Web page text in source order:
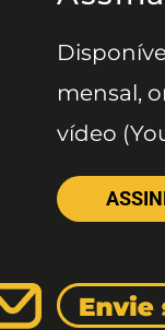
mensal,
vídeo